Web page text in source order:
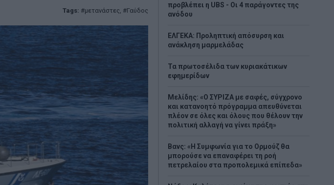
Tags: μετανάστες, Γαύδος
προβλέπει η UBS - Οι 4 παράγοντες της
ανόδου
ΕΛΓΕΚΑ: Προληπτική απόσυρση και
ανάκληση μαρμελάδας
Τα πρωτοσέλιδα των κυριακάτικων
εφημερίδων
Μελίδης: «Ο ΣΥΡΙΖΑ με σαφές, σύγχρονο
και κατανοητό πρόγραμμα απευθύνεται
πλέον σε όλες και όλους που θέλουν την
πολιτική αλλαγή να γίνει πράξη»
Βανς: «Η Συμφωνία για το Ορμούζ θα
μπορούσε να επαναφέρει τη ροή
πετρελαίου στα προπολεμικά επίπεδα»